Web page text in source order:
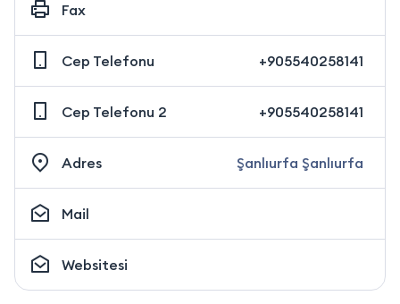
Fax
Cep Telefonu +905540258141
Cep Telefonu 2 +905540258141
Adres Şanlıurfa Şanlıurfa
Mail
Websitesi